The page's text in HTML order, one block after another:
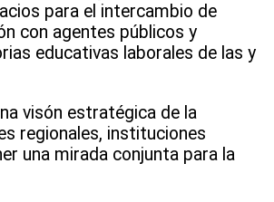
para el intercambio de
con agentes públicos y
educativas laborales de las y
visón estratégica de la
regionales, instituciones
una mirada conjunta para la